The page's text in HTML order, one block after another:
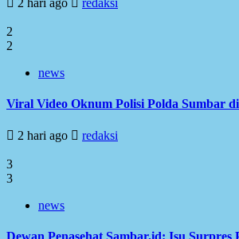
2 hari ago redaksi
2
2
news
Viral Video Oknum Polisi Polda Sumbar
2 hari ago redaksi
3
3
news
Dewan Penasehat Sambar.id: Isu